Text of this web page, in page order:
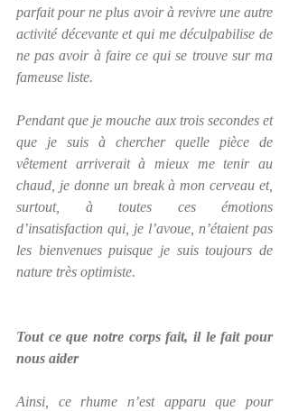
parfait pour ne plus avoir à revivre une autre
activité décevante et qui me déculpabilise de
ne pas avoir à faire ce qui se trouve sur ma
fameuse liste.
Pendant que je mouche aux trois secondes et
que je suis à chercher quelle pièce de
vêtement arriverait à mieux me tenir au
chaud, je donne un break à mon cerveau et,
surtout, à toutes ces émotions
d’insatisfaction qui, je l’avoue, n’étaient pas
les bienvenues puisque je suis toujours de
nature très optimiste.
Tout ce que notre corps fait, il le fait pour
nous aider
Ainsi, ce rhume n’est apparu que pour